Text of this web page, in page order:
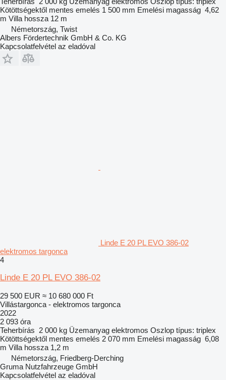
Kötöttségektől mentes emelés 1 500 mm Emelési magasság 4,62
m Villa hossza 12 m
Németország, Twist
Albers Fördertechnik GmbH & Co. KG
Kapcsolatfelvétel az eladóval
Linde E 20 PL EVO 386-02
elektromos targonca
4
Linde E 20 PL EVO 386-02
29 500 EUR ≈ 10 680 000 Ft
Villástargonca - elektromos targonca
2022
2 093 óra
Teherbírás 2 000 kg Üzemanyag elektromos Oszlop típus: triplex
Kötöttségektől mentes emelés 2 070 mm Emelési magasság 6,08
m Villa hossza 1,2 m
Németország, Friedberg-Derching
Gruma Nutzfahrzeuge GmbH
Kapcsolatfelvétel az eladóval